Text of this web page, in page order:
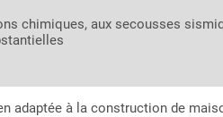
chimiques, aux secousses
adaptée à la construction de